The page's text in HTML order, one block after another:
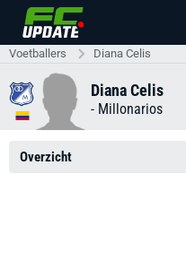
Voetballers Diana Celis
Diana Celis
- Millonarios
Overzicht